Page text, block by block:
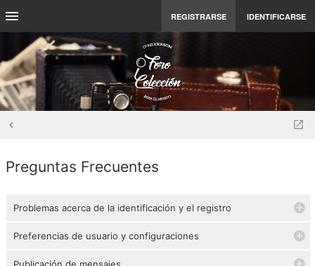
REGISTRARSE IDENTIFICARSE
Preguntas Frecuentes
Problemas acerca de la identificación y el registro
Preferencias de usuario y configuraciones